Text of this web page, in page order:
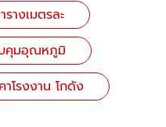
างเมตรละ
คุมอุณหภูมิ
โรงงาน โกดัง